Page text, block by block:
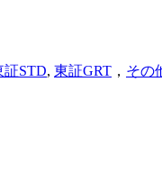
証STD, 東証GRT ， その